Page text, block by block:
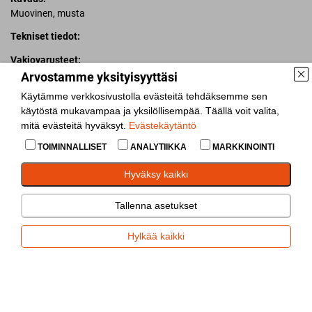
Arvostamme yksityisyyttäsi
Käytämme verkkosivustolla evästeitä tehdäksemme sen
käytöstä mukavampaa ja yksilöllisempää. Täällä voit valita,
mitä evästeitä hyväksyt. Evästekäytäntö
TOIMINNALLISET ANALYTIIKKA MARKKINOINTI
Hyväksy kaikki
Tallenna asetukset
Hylkää kaikki
Muovinen, musta
Tekniset tiedot:
Vakiovarusteet:
Pakiautomaat
Lisää vertailuun
Jaa
Rengaskiila teline(3996)